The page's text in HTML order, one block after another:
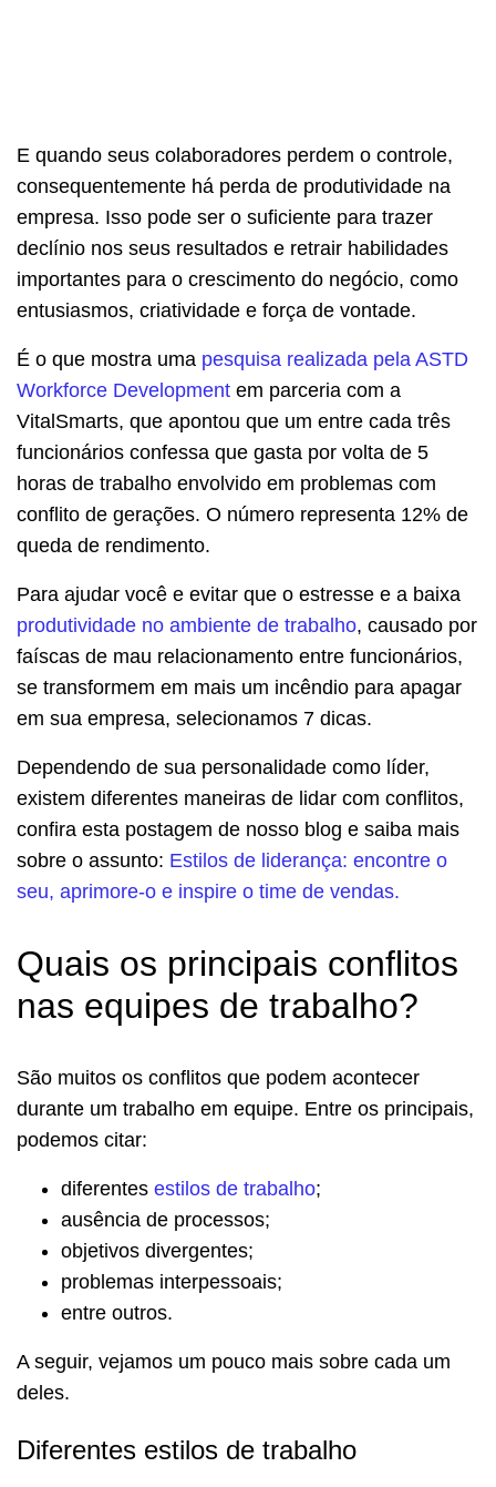
E quando seus colaboradores perdem o controle,
consequentemente há perda de produtividade na
empresa. Isso pode ser o suficiente para trazer
declínio nos seus resultados e retrair habilidades
importantes para o crescimento do negócio, como
entusiasmos, criatividade e força de vontade.
É o que mostra uma pesquisa realizada pela ASTD
Workforce Development em parceria com a
VitalSmarts, que apontou que um entre cada três
funcionários confessa que gasta por volta de 5
horas de trabalho envolvido em problemas com
conflito de gerações. O número representa 12% de
queda de rendimento.
Para ajudar você e evitar que o estresse e a baixa
produtividade no ambiente de trabalho, causado por
faíscas de mau relacionamento entre funcionários,
se transformem em mais um incêndio para apagar
em sua empresa, selecionamos 7 dicas.
Dependendo de sua personalidade como líder,
existem diferentes maneiras de lidar com conflitos,
confira esta postagem de nosso blog e saiba mais
sobre o assunto: Estilos de liderança: encontre o
seu, aprimore-o e inspire o time de vendas.
Quais os principais conflitos
nas equipes de trabalho?
São muitos os conflitos que podem acontecer
durante um trabalho em equipe. Entre os principais,
podemos citar:
diferentes estilos de trabalho;
ausência de processos;
objetivos divergentes;
problemas interpessoais;
entre outros.
A seguir, vejamos um pouco mais sobre cada um
deles.
Diferentes estilos de trabalho